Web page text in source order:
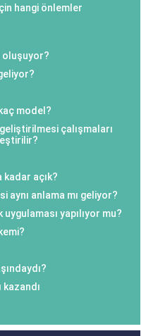
hangi önlemler
oluşuyor?
model?
çalışmaları
açık?
aynı anlama mı geliyor?
yapılıyor mu?
kazandı